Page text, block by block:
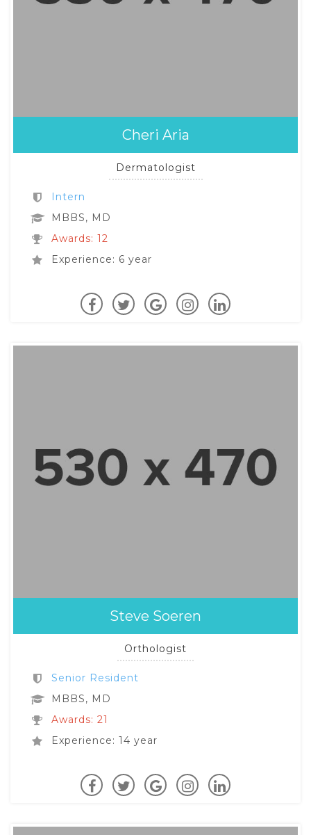
Cheri Aria
Dermatologist
Intern
MBBS, MD
Awards: 12
Experience: 6 year
Steve Soeren
Orthologist
Senior Resident
MBBS, MD
Awards: 21
Experience: 14 year